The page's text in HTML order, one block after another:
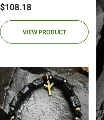
Price
$108.18
VIEW PRODUCT